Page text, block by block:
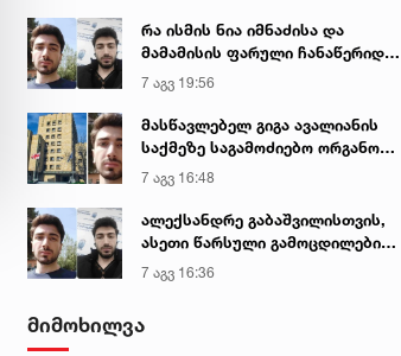
რა ისმის ნია იმნაძისა და
მამამისის ფარული ჩანაწერიდან
- გიგა ავალიანის მკვლელობის
საქმე
7 აგვ 19:56
მასწავლებელ გიგა ავალიანის
საქმეზე საგამოძიებო ორგანო
დაკავებულ არასრულწლოვნებს -
ნია იმნაძესა და ანასტასია
ბერუაშვილს 30 დღის
განმავლობაში ფარულად
7 აგვ 16:48
ალექსანდრე გაბაშვილისთვის,
ასეთი წარსული გამოცდილების
ადამიანისთვის ინფორმაციის
მიწოდება, რომ მასწავლებელი
ფაქტობრივად, წაქეზება იყო -
7 აგვ 16:36
მიმოხილვა